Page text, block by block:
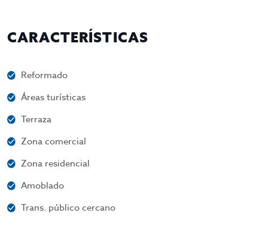
CARACTERÍSTICAS
Reformado
Áreas turísticas
Terraza
Zona comercial
Zona residencial
Amoblado
Trans. público cercano